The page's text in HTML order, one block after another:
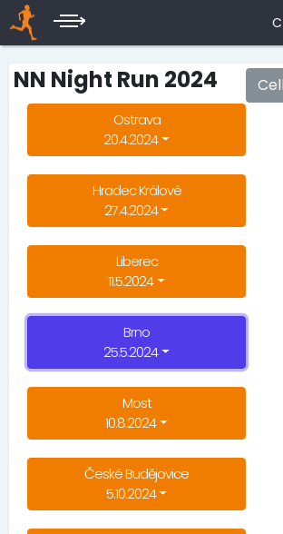
NN Night Run 2024
Ostrava
20.4.2024
Hradec Králové
27.4.2024
Liberec
11.5.2024
Brno
25.5.2024
Most
10.8.2024
České Budějovice
5.10.2024